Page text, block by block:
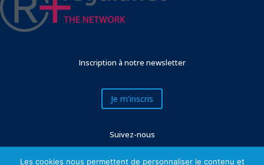
Inscription à notre newsletter
Je m'inscris
Suivez-nous
Les cookies nous permettent de personnaliser le contenu et